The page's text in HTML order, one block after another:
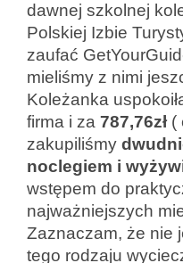
dawnej szkolnej
Polskiej Izbie
zaufać
mieliśmy z nimi
Koleżanka
firma i za 787,76zł (
zakupiliśmy
noclegiem i
wstępem do
najważniejszych
Zaznaczam, że nie
tego rodzaju